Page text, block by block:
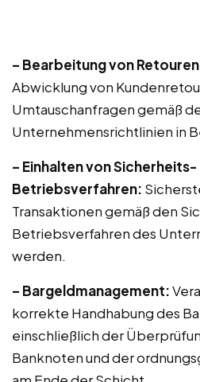
– Bearbeitung von
Abwicklung von
Umtauschanfragen gemäß
Unternehmensrichtlinien in
– Einhalten von Sicherheits-
Betriebsverfahren:
Transaktionen gemäß den
Betriebsverfahren des
werden.
– Bargeldmanagement:
korrekte Handhabung des
einschließlich der
Banknoten und der